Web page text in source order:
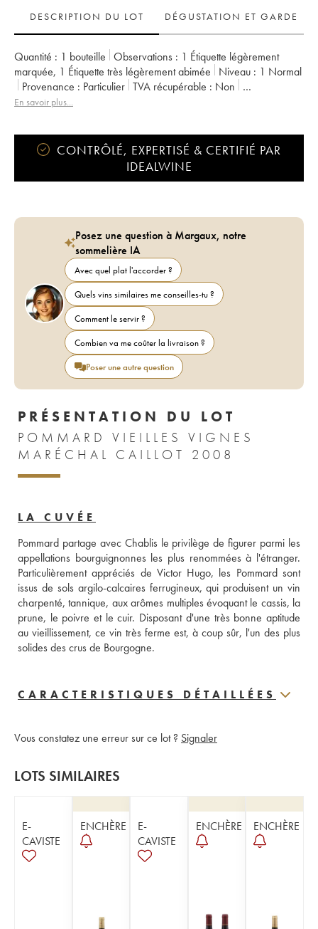
DESCRIPTION DU LOT
DÉGUSTATION ET GARDE
Quantité : 1 bouteille Observations : 1 Étiquette légèrement
marquée, 1 Étiquette très légèrement abimée Niveau : 1 Normal
Provenance : particulier TVA récupérable :
non
Région :
Bourgogne
En savoir plus...
CONTRÔLÉ, EXPERTISÉ & CERTIFIÉ PAR
IDEALWINE
Posez une question à Margaux, notre
sommelière IA
Avec quel plat l'accorder ?
Quels vins similaires me conseilles-tu ?
Comment le servir ?
Combien va me coûter la livraison ?
Poser une autre question
PRÉSENTATION DU LOT
POMMARD VIEILLES VIGNES
MARÉCHAL CAILLOT 2008
LA CUVÉE
Pommard partage avec Chablis le privilège de figurer parmi les
appellations bourguignonnes les plus renommées à l'étranger.
Particulièrement appréciés de Victor Hugo, les Pommard sont
issus de sols argilo-calcaires ferrugineux, qui produisent un vin
charpenté, tannique, aux arômes multiples évoquant le cassis, la
prune, le poivre et le cuir. Disposant d'une très bonne aptitude
au vieillissement, ce vin très ferme est, à coup sûr, l'un des plus
solides des crus de Bourgogne.
CARACTERISTIQUES DÉTAILLÉES
Vous constatez une erreur sur ce lot ? Signaler
LOTS SIMILAIRES
E-
CAVISTE
ENCHÈRE
E-
CAVISTE
ENCHÈRE ENCHÈRE